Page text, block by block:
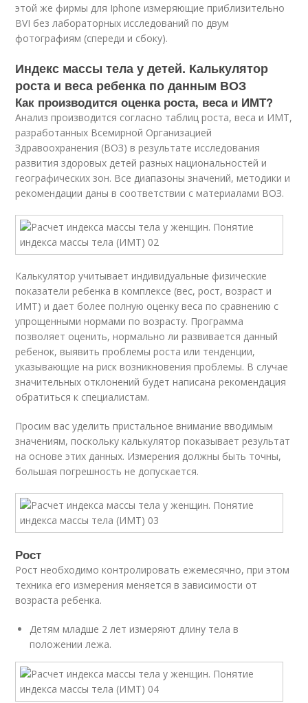
этой же фирмы для Iphone измеряющие приблизительно
BVI без лабораторных исследований по двум
фотографиям (спереди и сбоку).
Индекс массы тела у детей. Калькулятор
роста и веса ребенка по данным ВОЗ
Как производится оценка роста, веса и ИМТ?
Анализ производится согласно таблиц роста, веса и ИМТ,
разработанных Всемирной Организацией
Здравоохранения (ВОЗ) в результате исследования
развития здоровых детей разных национальностей и
географических зон. Все диапазоны значений, методики и
рекомендации даны в соответствии с материалами ВОЗ.
Калькулятор учитывает индивидуальные физические
показатели ребенка в комплексе (вес, рост, возраст и
ИМТ) и дает более полную оценку веса по сравнению с
упрощенными нормами по возрасту. Программа
позволяет оценить, нормально ли развивается данный
ребенок, выявить проблемы роста или тенденции,
указывающие на риск возникновения проблемы. В случае
значительных отклонений будет написана рекомендация
обратиться к специалистам.
Просим вас уделить пристальное внимание вводимым
значениям, поскольку калькулятор показывает результат
на основе этих данных. Измерения должны быть точны,
большая погрешность не допускается.
Рост
Рост необходимо контролировать ежемесячно, при этом
техника его измерения меняется в зависимости от
возраста ребенка.
Детям младше 2 лет измеряют длину тела в
положении лежа.